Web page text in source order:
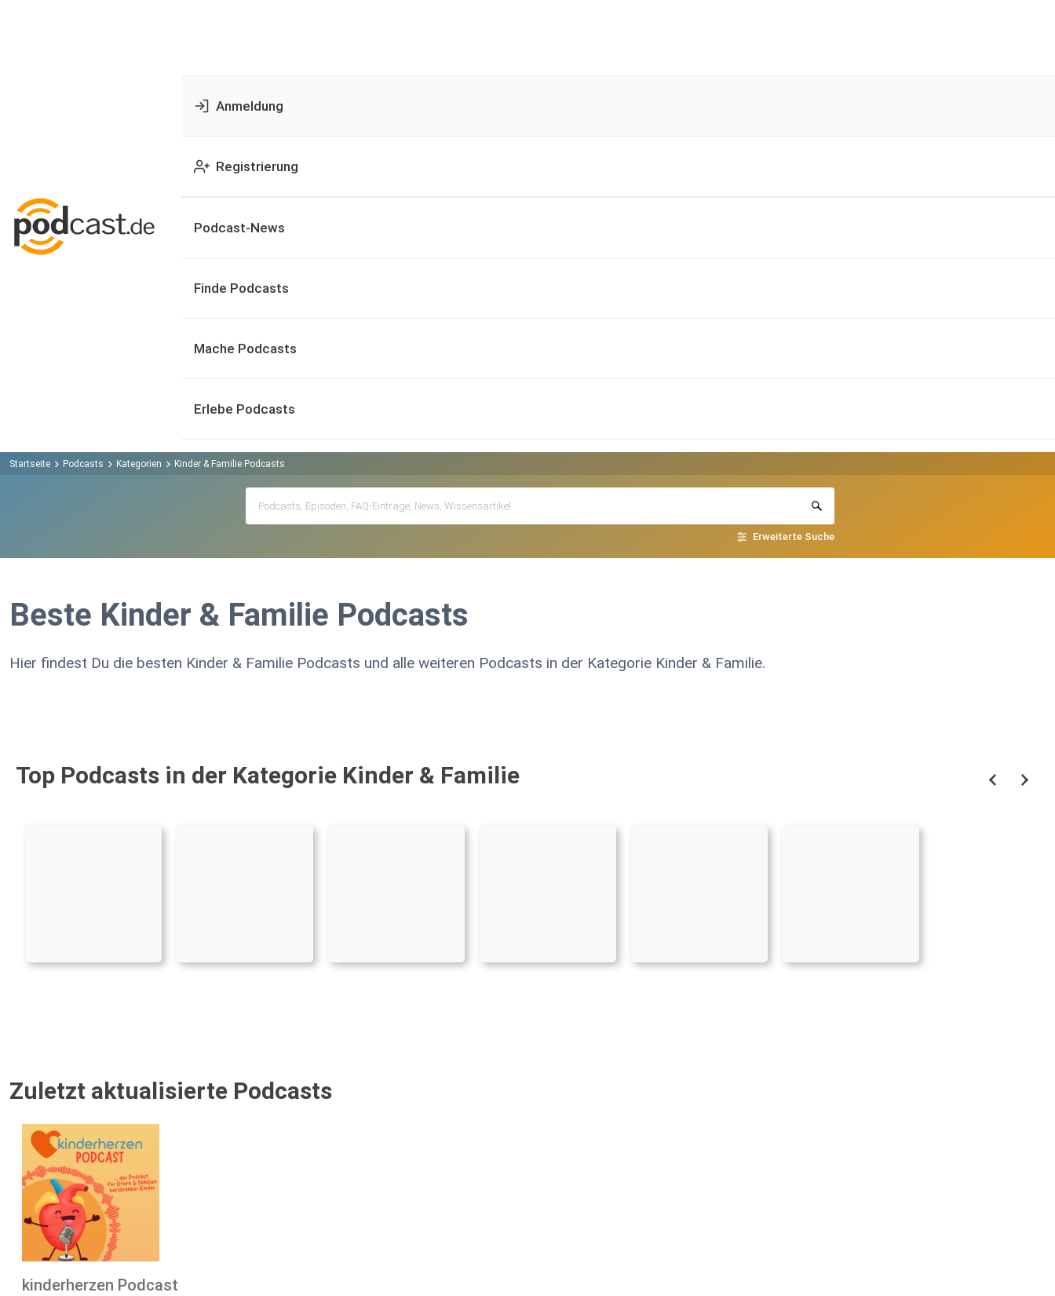
Anmeldung
Registrierung
Podcast-News
Finde Podcasts
Mache Podcasts
Erlebe Podcasts
Startseite Podcasts Kategorien Kinder & Familie Podcasts
Erweiterte Suche
Beste Kinder & Familie Podcasts
Hier findest Du die besten Kinder & Familie Podcasts und alle weiteren Podcasts in der Kategorie Kinder & Familie.
Top Podcasts in der Kategorie Kinder & Familie
Zuletzt aktualisierte Podcasts
kinderherzen Podcast